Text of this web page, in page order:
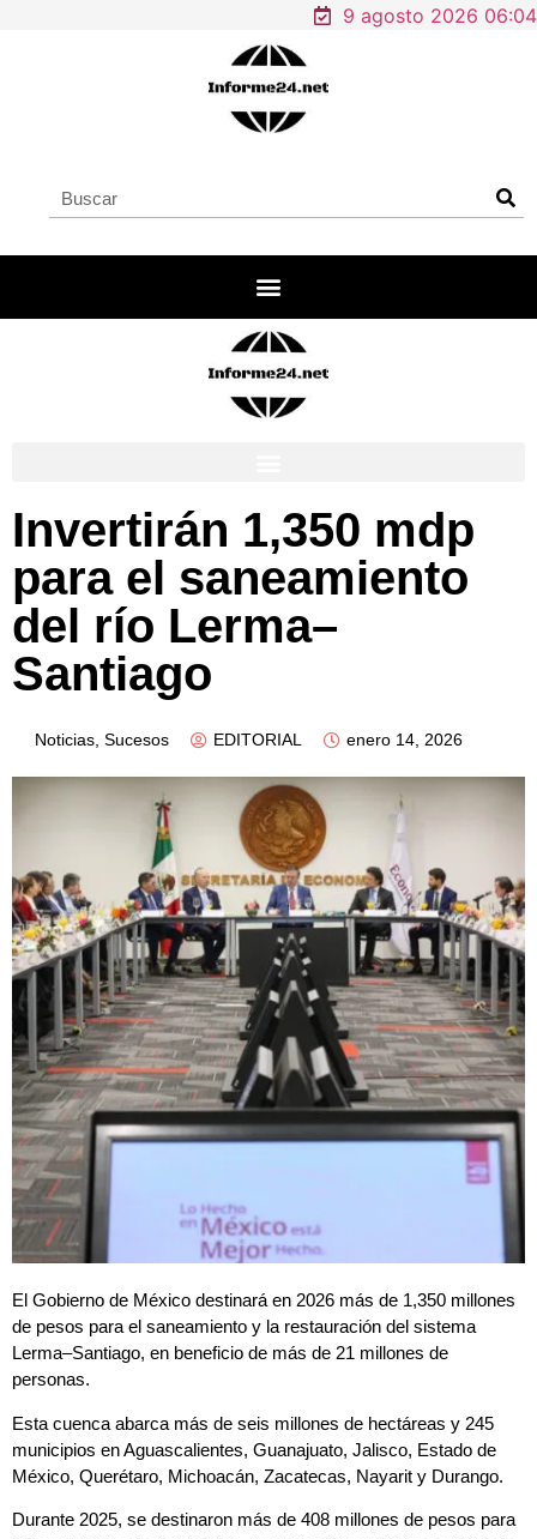
9 agosto 2026 06:04
Invertirán 1,350 mdp
para el saneamiento
del río Lerma–
Santiago
Noticias, Sucesos EDITORIAL enero 14, 2026
El Gobierno de México destinará en 2026 más de 1,350 millones
de pesos para el saneamiento y la restauración del sistema
Lerma–Santiago, en beneficio de más de 21 millones de
personas.
Esta cuenca abarca más de seis millones de hectáreas y 245
municipios en Aguascalientes, Guanajuato, Jalisco, Estado de
México, Querétaro, Michoacán, Zacatecas, Nayarit y Durango.
Durante 2025, se destinaron más de 408 millones de pesos para